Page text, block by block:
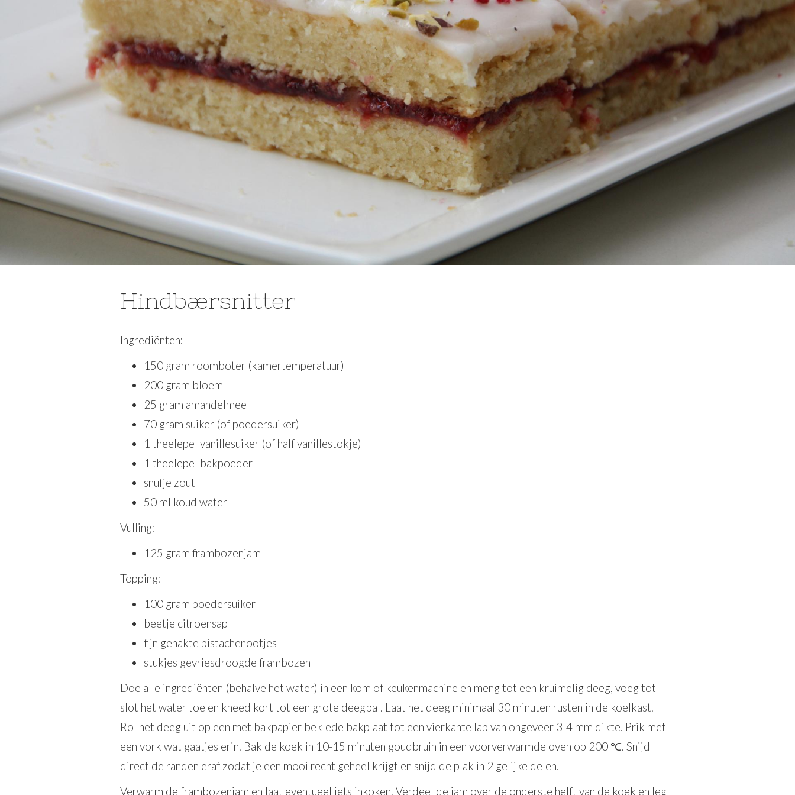
Hindbærsnitter
Ingrediënten:
150 gram roomboter (kamertemperatuur)
200 gram bloem
25 gram amandelmeel
70 gram suiker (of poedersuiker)
1 theelepel vanillesuiker (of half vanillestokje)
1 theelepel bakpoeder
snufje zout
50 ml koud water
Vulling:
125 gram frambozenjam
Topping:
100 gram poedersuiker
beetje citroensap
fijn gehakte pistachenootjes
stukjes gevriesdroogde frambozen
Doe alle ingrediënten (behalve het water) in een kom of keukenmachine en meng tot een kruimelig deeg, voeg tot
slot het water toe en kneed kort tot een grote deegbal. Laat het deeg minimaal 30 minuten rusten in de koelkast.
Rol het deeg uit op een met bakpapier beklede bakplaat tot een vierkante lap van ongeveer 3-4 mm dikte. Prik met
een vork wat gaatjes erin. Bak de koek in 10-15 minuten goudbruin in een voorverwarmde oven op 200 ℃. Snijd
direct de randen eraf zodat je een mooi recht geheel krijgt en snijd de plak in 2 gelijke delen.
Verwarm de frambozenjam en laat eventueel iets inkoken. Verdeel de jam over de onderste helft van de koek en leg